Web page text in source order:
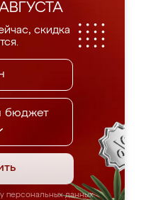
скидка
бюджет
персональных данных